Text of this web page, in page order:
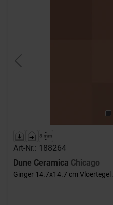
Previous
Art-Nr.: 188264
Dune Ceramica Chicago
Ginger 14.7x14.7 cm